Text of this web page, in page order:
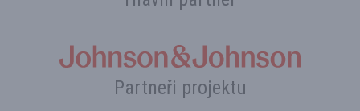
Partneři projektu